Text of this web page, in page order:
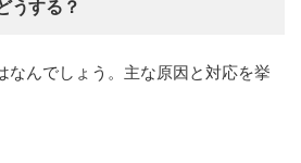
うする？
なんでしょう。主な原因と対応を挙